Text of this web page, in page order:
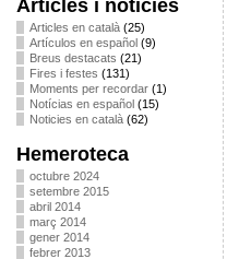
Articles i noticies
Articles en català(25)
Artículos en español(9)
Breus destacats (21)
Fires i festes (131)
Moments per recordar(1)
Notícias en español(15)
Noticies en català(62)
Hemeroteca
octubre 2024
setembre 2015
abril 2014
març 2014
gener 2014
febrer 2013